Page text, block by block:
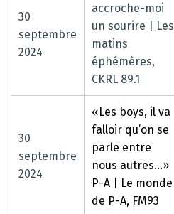
30
septembre
2024
accroche-moi
un sourire | Les
matins
éphémères,
CKRL 89.1
30
septembre
2024
«Les boys, il va
falloir qu’on se
parle entre
nous autres…»
P-A | Le monde
de P-A, FM93